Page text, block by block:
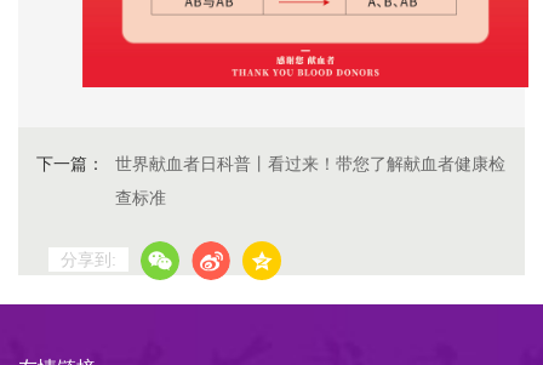
下一篇：
世界献血者日科普丨看过来！带您了解献血者健康检
查标准
分享到: